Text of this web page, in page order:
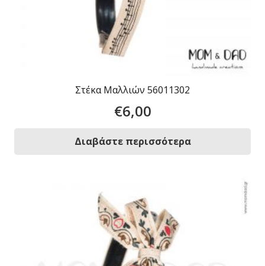
Στέκα Μαλλιών 56011302
€6,00
Διαβάστε περισσότερα